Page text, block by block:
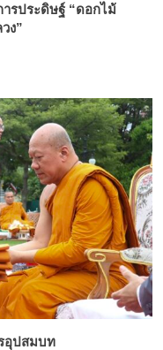
รประดิษฐ์ “ดอกไม้
ง”
อุปสมบท